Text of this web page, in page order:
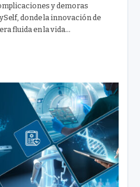
y demoras
donde la innovación de
fluida en la vida…